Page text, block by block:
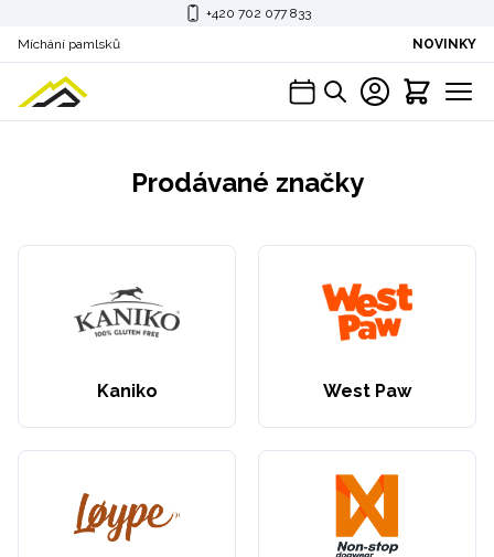
+420 702 077 833
Míchání pamlsků
NOVINKY
Prodávané značky
Kaniko West Paw